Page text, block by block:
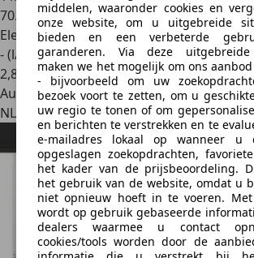
70.934 km
Elektro/Benzine
- (l/100 km)
2,8
Autobedrijf
NL 2941 CHLekkerkerk
middelen, waaronder cookies en
onze website, om u uitgebreide
bieden en een verbeterde
garanderen. Via deze uitgebreide
maken we het mogelijk om ons
- bijvoorbeeld om uw
bezoek voort te zetten, om u
uw regio te tonen of om
en berichten te verstrekken en te
e-mailadres lokaal op wanneer u
opgeslagen zoekopdrachten,
het kader van de prijsbeoordeling.
het gebruik van de website, omdat u
niet opnieuw hoeft in te voeren.
wordt op gebruik gebaseerde
dealers waarmee u contact
cookies/tools worden door de